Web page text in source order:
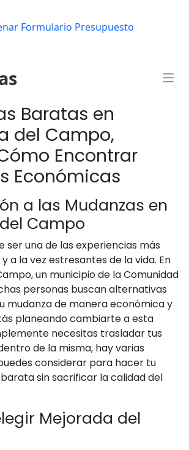
Baratas en
del Campo,
Encontrar
Económicas
a las Mudanzas en
Campo
ser una de las experiencias más
a la vez estresantes de la vida. En
un municipio de la Comunidad
personas buscan alternativas
mudanza de manera económica y
planeando cambiarte a esta
necesitas trasladar tus
de la misma, hay varias
considerar para hacer tu
sin sacrificar la calidad del
Mejorada del